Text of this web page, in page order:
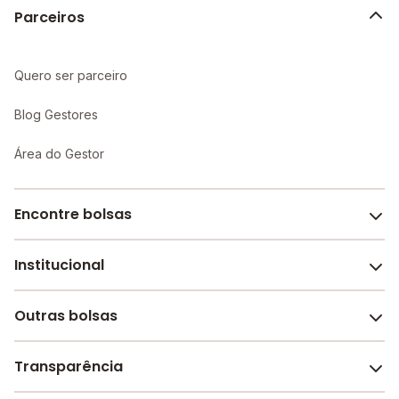
Parceiros
Quero ser parceiro
Blog Gestores
Área do Gestor
Encontre bolsas
Melhores escolas de São Paulo
Escolas por cidade e bairro
Institucional
Sobre o Melhor Escola
Revista Melhor Escola
Outras bolsas
Faculdades e universidades
Transparência